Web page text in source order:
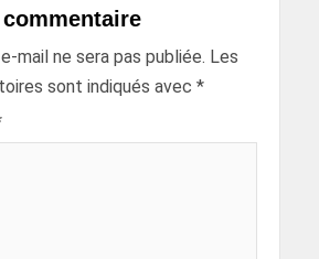
mail ne sera pas publiée. Les
sont indiqués avec *